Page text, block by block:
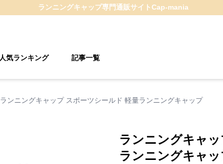
ランニングキャップ専門通販サイトCap-mania
人気ランキング 記事一覧
ランニングキャップ スポーツシールド 軽量ランニングキャップ
ランニングキャ
ランニングキャ